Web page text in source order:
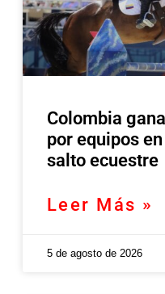
Colombia
por equipos
salto ecuestre
Leer Más »
5 de agosto de 2026